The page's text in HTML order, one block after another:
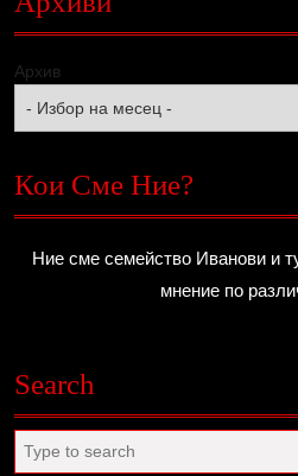
Архив
Кои Сме Ние?
Ние сме семейство Иванови и
мнение по
Search
for: